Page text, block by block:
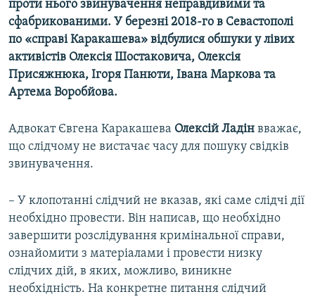
проти нього звинувачення неправдивими та
сфабрикованими. У березні 2018-го в Севастополі
по «справі Каракашева» відбулися обшуки у лівих
активістів Олексія Шостаковича, Олексія
Присяжнюка, Ігоря Панюти, Івана Маркова та
Артема Воробйова.
Адвокат Євгена Каракашева Олексій Ладін вважає,
що слідчому не вистачає часу для пошуку свідків
звинувачення.
– У клопотанні слідчий не вказав, які саме слідчі дії
необхідно провести. Він написав, що необхідно
завершити розслідування кримінальної справи,
ознайомити з матеріалами і провести низку
слідчих дій, в яких, можливо, виникне
необхідність. На конкретне питання слідчий